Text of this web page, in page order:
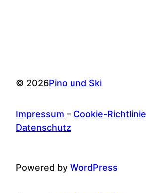
© 2026Pino und Ski
Impressum – Cookie-Richtlinie
Datenschutz
Powered by WordPress